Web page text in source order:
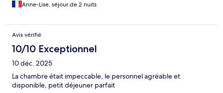
Anne-Lise, séjour de 2 nuits
Avis vérifié
10/10 Exceptionnel
10 déc. 2025
La chambre était impeccable, le personnel agréable et
disponible, petit déjeuner parfait